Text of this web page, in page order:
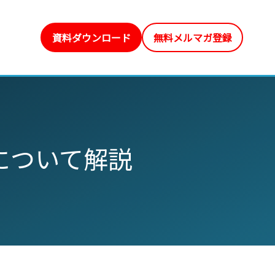
資料ダウンロード 無料メルマガ登録
いて解説